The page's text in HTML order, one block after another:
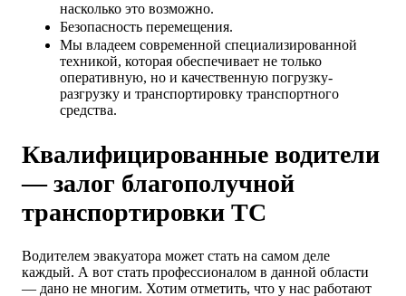
насколько это возможно.
Безопасность перемещения.
Мы владеем современной специализированной
техникой, которая обеспечивает не только
оперативную, но и качественную погрузку-
разгрузку и транспортировку транспортного
средства.
Квалифицированные водители
— залог благополучной
транспортировки ТС
Водителем эвакуатора может стать на самом деле
каждый. А вот стать профессионалом в данной области
— дано не многим. Хотим отметить, что у нас работают